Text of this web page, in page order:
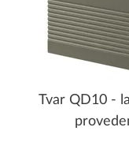
Tvar QD10 -